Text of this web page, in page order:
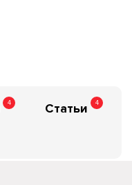
4 Статьи 4